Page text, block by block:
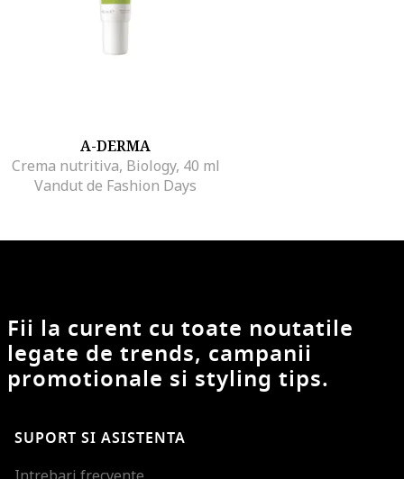
A-DERMA
Crema nutritiva, Biology, 40 ml
Vandut de Fashion Days
Fii la curent cu toate noutatile
legate de trends, campanii
promotionale si styling tips.
SUPORT SI ASISTENTA